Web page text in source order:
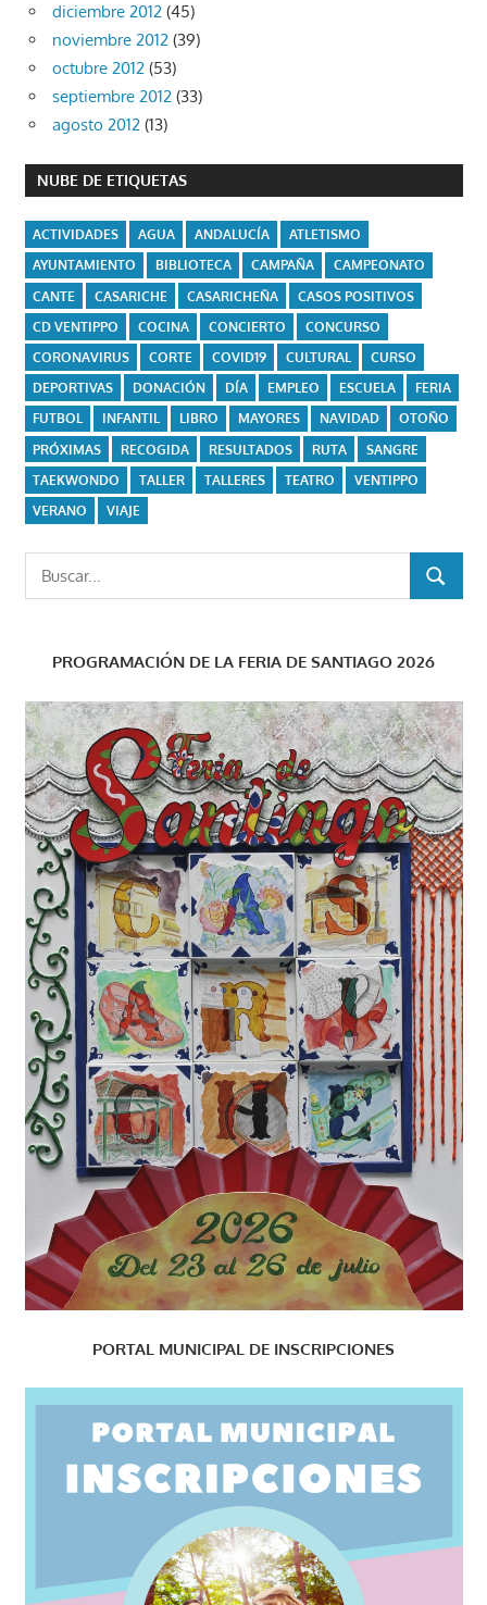
diciembre 2012 (45)
noviembre 2012 (39)
octubre 2012 (53)
septiembre 2012 (33)
agosto 2012 (13)
NUBE DE ETIQUETAS
ACTIVIDADES AGUA ANDALUCÍA
ATLETISMO
AYUNTAMIENTO
BIBLIOTECA CAMPAÑA
CAMPEONATO
CANTE
CASARICHE CASARICHEÑA
CASOS POSITIVOS
CD VENTIPPO
COCINA CONCIERTO
CONCURSO
CORONAVIRUS
CORTE COVID19 CULTURAL
CURSO
DEPORTIVAS
DONACIÓN DÍA EMPLEO ESCUELA
FERIA
FUTBOL
INFANTIL LIBRO MAYORES NAVIDAD
OTOÑO
PRÓXIMAS
RECOGIDA RESULTADOS RUTA
SANGRE
TAEKWONDO
TALLER TALLERES TEATRO
VENTIPPO
VERANO
VIAJE
Buscar:
BUSCAR
PROGRAMACIÓN DE LA FERIA DE SANTIAGO 2026
PORTAL MUNICIPAL DE INSCRIPCIONES